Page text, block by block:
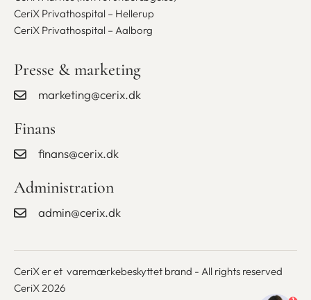
CeriX Privathospital – Hellerup
CeriX Privathospital – Aalborg
Presse & marketing
marketing@cerix.dk
Finans
finans@cerix.dk
Administration
admin@cerix.dk
CeriX er et varemærkebeskyttet brand - All rights reserved
CeriX 2026